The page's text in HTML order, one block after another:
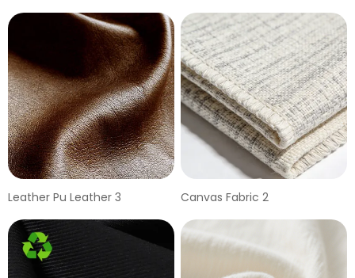
Leather Pu Leather 3 Canvas Fabric 2